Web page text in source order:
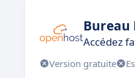
Bureau
Accédez
Version gratuite